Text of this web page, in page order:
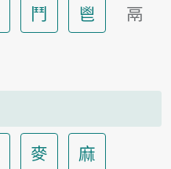
鬥 鬯
鬲
麥 麻